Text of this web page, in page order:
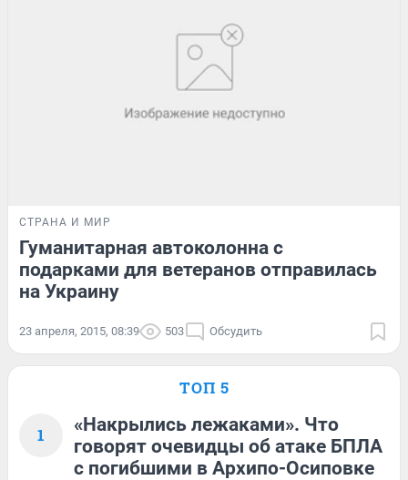
СТРАНА И МИР
Гуманитарная автоколонна с
подарками для ветеранов отправилась
на Украину
23 апреля, 2015, 08:39 503 Обсудить
ТОП 5
1
«Накрылись лежаками». Что
говорят очевидцы об атаке БПЛА
с погибшими в Архипо-Осиповке